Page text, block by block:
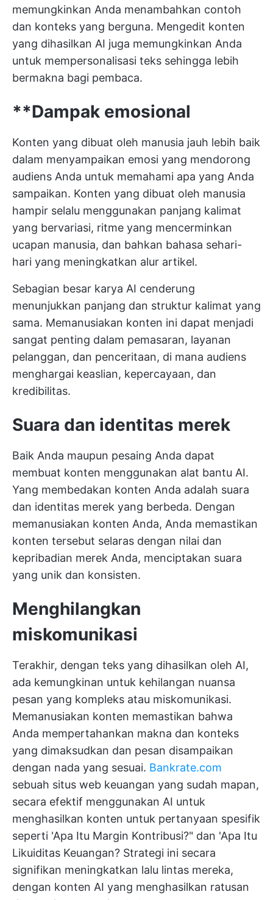
memungkinkan Anda menambahkan contoh
dan konteks yang berguna. Mengedit konten
yang dihasilkan AI juga memungkinkan Anda
untuk mempersonalisasi teks sehingga lebih
bermakna bagi pembaca.
**Dampak emosional
Konten yang dibuat oleh manusia jauh lebih baik
dalam menyampaikan emosi yang mendorong
audiens Anda untuk memahami apa yang Anda
sampaikan. Konten yang dibuat oleh manusia
hampir selalu menggunakan panjang kalimat
yang bervariasi, ritme yang mencerminkan
ucapan manusia, dan bahkan bahasa sehari-
hari yang meningkatkan alur artikel.
Sebagian besar karya AI cenderung
menunjukkan panjang dan struktur kalimat yang
sama. Memanusiakan konten ini dapat menjadi
sangat penting dalam pemasaran, layanan
pelanggan, dan penceritaan, di mana audiens
menghargai keaslian, kepercayaan, dan
kredibilitas.
Suara dan identitas merek
Baik Anda maupun pesaing Anda dapat
membuat konten menggunakan alat bantu AI.
Yang membedakan konten Anda adalah suara
dan identitas merek yang berbeda. Dengan
memanusiakan konten Anda, Anda memastikan
konten tersebut selaras dengan nilai dan
kepribadian merek Anda, menciptakan suara
yang unik dan konsisten.
Menghilangkan
miskomunikasi
Terakhir, dengan teks yang dihasilkan oleh AI,
ada kemungkinan untuk kehilangan nuansa
pesan yang kompleks atau miskomunikasi.
Memanusiakan konten memastikan bahwa
Anda mempertahankan makna dan konteks
yang dimaksudkan dan pesan disampaikan
dengan nada yang sesuai. Bankrate.com
sebuah situs web keuangan yang sudah mapan,
secara efektif menggunakan AI untuk
menghasilkan konten untuk pertanyaan spesifik
seperti 'Apa Itu Margin Kontribusi?" dan 'Apa Itu
Likuiditas Keuangan? Strategi ini secara
signifikan meningkatkan lalu lintas mereka,
dengan konten AI yang menghasilkan ratusan